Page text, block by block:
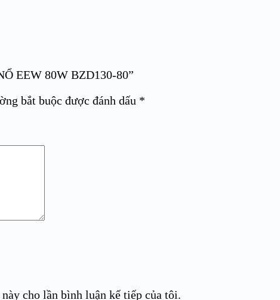
EEW 80W BZD130-80”
bắt buộc được đánh dấu *
cho lần bình luận kế tiếp của tôi.